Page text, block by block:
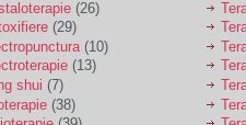
mea a ramas
cu o fata.
de comun
sa facem un
cu gandul ca e
(26)
(29)
(10)
(13)
shui (7)
(38)